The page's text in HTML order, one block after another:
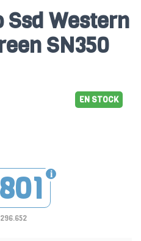
Ssd Western
SN350
EN STOCK